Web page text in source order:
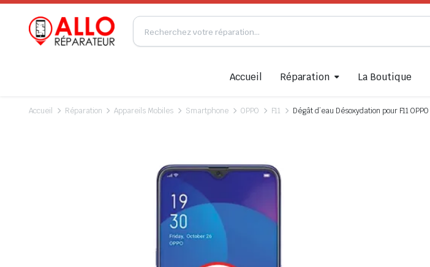
Accueil Réparation La Boutique
Accueil Réparation Appareils Mobiles Smartphone OPPO F11 Dégât d’eau Désoxydation pour F11 OPPO